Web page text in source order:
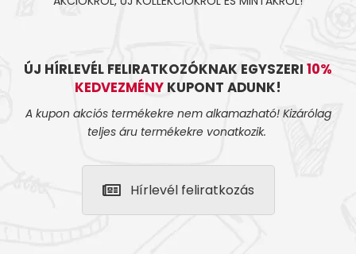
ÚJ HÍRLEVÉL FELIRATKOZÓKNAK EGYSZERI 10%
KEDVEZMÉNY KUPONT ADUNK!
A kupon akciós termékekre nem alkamazható! Kizárólag
teljes áru termékekre vonatkozik.
Hírlevél feliratkozás